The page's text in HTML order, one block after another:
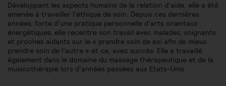
Développant les aspects humains de la relation d’aide, elle a été
amenée à travailler l’éthique de soin. Depuis ces dernières
années, forte d’une pratique personnelle d’arts orientaux
énergétiques, elle recentre son travail avec malades, soignants
et proches aidants sur le « prendre soin de soi afin de mieux
prendre soin de l’autre » et ce, avec succès. Elle a travaillé
également dans le domaine du massage thérapeutique et de la
musicothérapie lors d’années passées aux Etats-Unis.